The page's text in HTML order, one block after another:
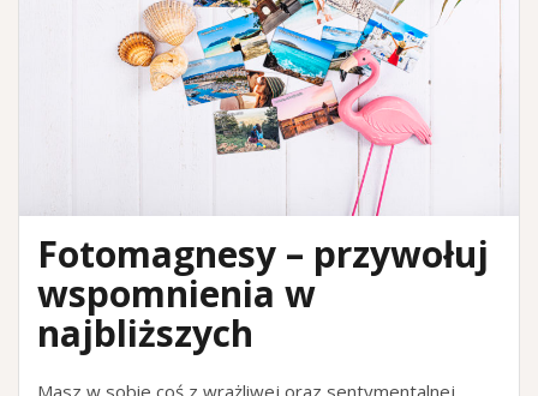
Fotomagnesy – przywołuj
wspomnienia w
najbliższych